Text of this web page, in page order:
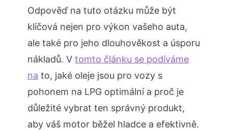
Odpověď na tuto otázku může být
klíčová nejen pro výkon vašeho auta,
ale také pro jeho dlouhověkost a úsporu
nákladů. V tomto článku se podíváme
na to, jaké oleje jsou pro vozy s
pohonem na LPG optimální a proč je
důležité vybrat ten správný produkt,
aby váš motor běžel hladce a efektivně.